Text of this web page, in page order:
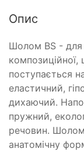
Опис
Шолом BS - для
поступається
еластичний,
дихаючий.
пружний,
речовин. Шолом
анатомічну